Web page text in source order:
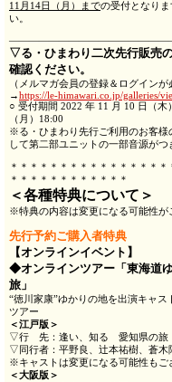
11月14日（月）までの受付となり
い。
▽る・ひまわり二次先行販売
確認ください。
（メルマガ会員の登録＆ログインが
→https://le-himawari.co.jp/galleries/
○ 受付期間 2022 年 11 月 10 日（木
（月）18:00
※る・ひまわり先行ご利用のお客様
して第二部ユニットの一部音源がつ
＊＊＊＊＊＊＊＊＊＊＊＊＊＊＊＊
＊＊＊＊＊＊＊＊＊＊＊＊
＜各種特典について＞
※特典の内容は変更になる可能性が
先行予約ご購入者特典
【オンラインイベント】
◆オンラインツアー「東海道
旅」
“徳川家康”ゆかりの地を出演キャス
ツアー
＜江戸版＞
▽行 先：逢い、知る 愛知県の旅
▽同行者：平野良、辻本祐樹、蒼木
※キャストは変更になる可能性もご
＜大阪版＞